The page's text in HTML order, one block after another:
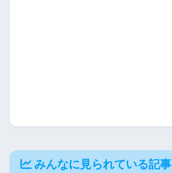
みんなに見られている記事